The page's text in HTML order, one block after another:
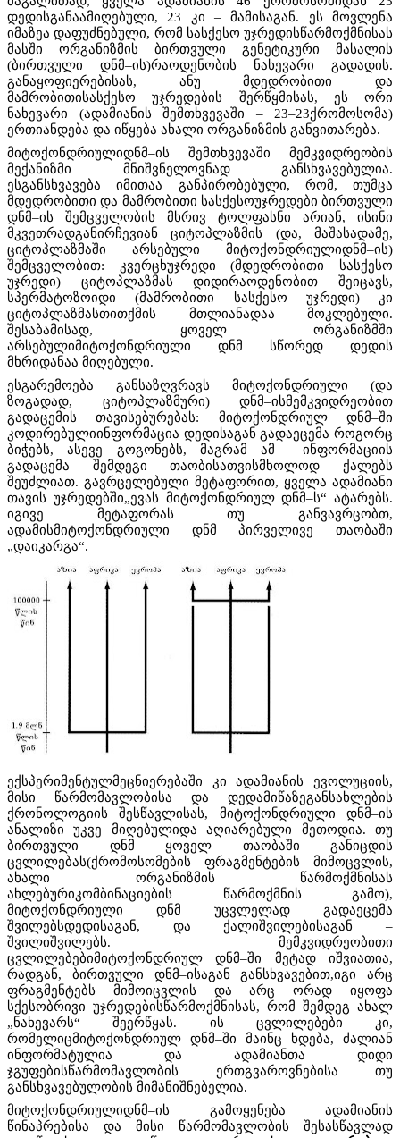
დედისგანაამიღებული, 23 კი – მამისაგან. ეს მოვლენა
იმაზეა დაფუძნებული, რომ სასქესო უჯრედისწარმოქმნისას
მასში ორგანიზმის ბირთვული გენეტიკური მასალის
(ბირთვული დნმ–ის)რაოდენობის ნახევარი გადადის.
განაყოფიერებისას, ანუ მდედრობითი და
მამრობითისასქესო უჯრედების შერწყმისას, ეს ორი
ნახევარი (ადამიანის შემთხვევაში – 23–23ქრომოსომა)
ერთიანდება და იწყება ახალი ორგანიზმის განვითარება.
მიტოქონდრიულიდნმ–ის შემთხვევაში მემკვიდრეობის
მექანიზმი მნიშვნელოვნად განსხვავებულია.
ესგანსხვავება იმითაა განპირობებული, რომ, თუმცა
მდედრობითი და მამრობითი სასქესოუჯრედები ბირთვული
დნმ–ის შემცველობის მხრივ ტოლფასნი არიან, ისინი
მკვეთრადგანირჩევიან ციტოპლაზმის (და, მაშასადამე,
ციტოპლაზმაში არსებული მიტოქონდრიულიდნმ–ის)
შემცველობით: კვერცხუჯრედი (მდედრობითი სასქესო
უჯრედი) ციტოპლაზმას დიდირაოდენობით შეიცავს,
სპერმატოზოიდი (მამრობითი სასქესო უჯრედი) კი
ციტოპლაზმასთითქმის მთლიანადაა მოკლებული.
შესაბამისად, ყოველ ორგანიზმში
არსებულიმიტოქონდრიული დნმ სწორედ დედის
მხრიდანაა მიღებული.
ესგარემოება განსაზღვრავს მიტოქონდრიული (და
ზოგადად, ციტოპლაზმური) დნმ–ისმემკვიდრეობით
გადაცემის თავისებურებას: მიტოქონდრიულ დნმ–ში
კოდირებულიინფორმაცია დედისაგან გადაეცემა როგორც
ბიჭებს, ასევე გოგონებს, მაგრამ ამ ინფორმაციის
გადაცემა შემდეგი თაობისათვისმხოლოდ ქალებს
შეუძლიათ. გავრცელებული მეტაფორით, ყველა ადამიანი
თავის უჯრედებში„ევას მიტოქონდრიულ დნმ–ს“ ატარებს.
იგივე მეტაფორას თუ განვავრცობთ,
ადამისმიტოქონდრიული დნმ პირველივე თაობაში
„დაიკარგა“.
ექსპერიმენტულმეცნიერებაში კი ადამიანის ევოლუციის,
მისი წარმომავლობისა და დედამიწაზეგანსახლების
ქრონოლოგიის შესწავლისას, მიტოქონდრიული დნმ–ის
ანალიზი უკვე მიღებულიდა აღიარებული მეთოდია. თუ
ბირთვული დნმ ყოველ თაობაში განიცდის
ცვლილებას(ქრომოსომების ფრაგმენტების მიმოცვლის,
ახალი ორგანიზმის წარმოქმნისას
ახლებურიკომბინაციების წარმოქმნის გამო),
მიტოქონდრიული დნმ უცვლელად გადაეცემა
შვილებსდედისაგან, და ქალიშვილებისაგან –
შვილიშვილებს. მემკვიდრეობითი
ცვლილებებიმიტოქონდრიულ დნმ–ში მეტად იშვიათია,
რადგან, ბირთვული დნმ–ისაგან განსხვავებით,იგი არც
ფრაგმენტებს მიმოიცვლის და არც ორად იყოფა
სქესობრივი უჯრედებისწარმოქმნისას, რომ შემდეგ ახალ
„ნახევარს“ შეერწყას. ის ცვლილებები კი,
რომელიცმიტოქონდრიულ დნმ–ში მაინც ხდება, ძალიან
ინფორმატულია და ადამიანთა დიდი
ჯგუფებისწარმომავლობის ერთგვაროვნებისა თუ
განსხვავებულობის მიმანიშნებელია.
მიტოქონდრიულიდნმ–ის გამოყენება ადამიანის
წინაპრებისა და მისი წარმომავლობის შესასწავლად